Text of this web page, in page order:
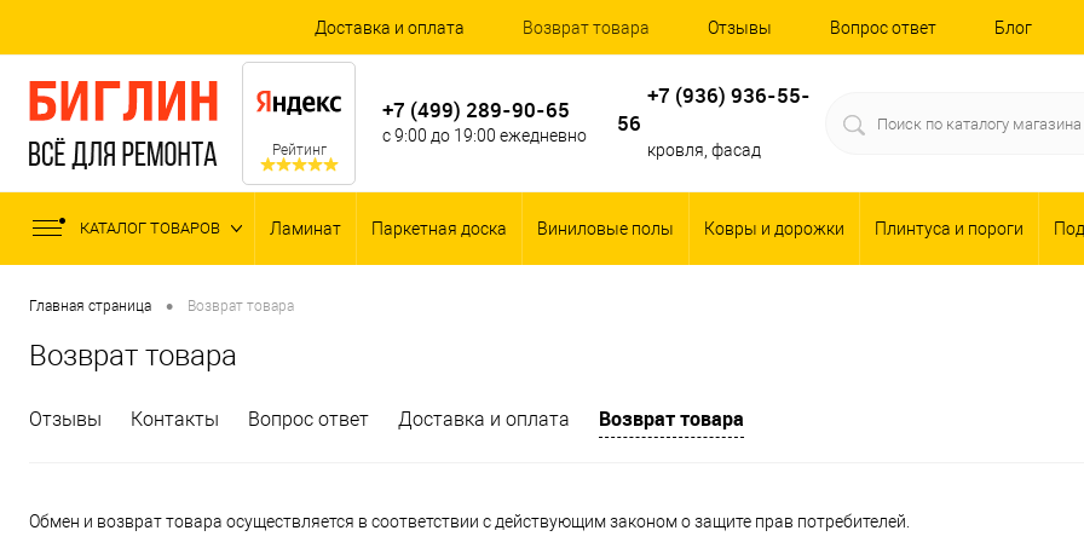
Доставка и оплата Возврат товара Отзывы Вопрос ответ Блог
Рейтинг
+7 (499) 289-90-65
с 9:00 до 19:00 ежедневно
+7 (936) 936-55-
56
кровля, фасад
КАТАЛОГ ТОВАРОВ Ламинат Паркетная доска Виниловые полы Ковры и дорожки Плинтуса и пороги
Главная страница • Возврат товара
Возврат товара
Отзывы Контакты Вопрос ответ Доставка и оплата Возврат товара
Обмен и возврат товара осуществляется в соответствии с действующим законом о защите прав потребителей.